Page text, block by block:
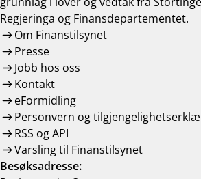
Regjeringa og Finansdepartementet.
Om Finanstilsynet
Presse
Jobb hos oss
Kontakt
eFormidling
Personvern og
RSS og API
Varsling til Finanstilsynet
Besøksadresse: